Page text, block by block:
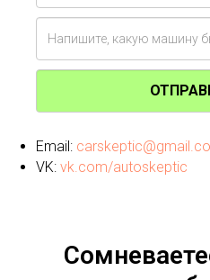
Email:
VK: vk.com/autoskeptic